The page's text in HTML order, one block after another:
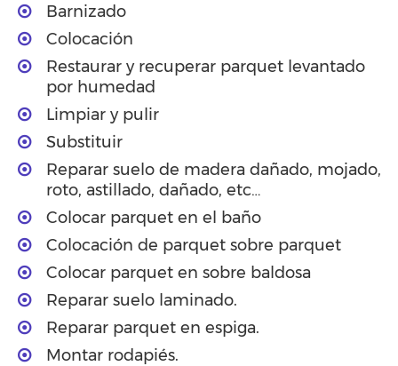
Barnizado
Colocación
Restaurar y recuperar parquet levantado
por humedad
Limpiar y pulir
Substituir
Reparar suelo de madera dañado, mojado,
roto, astillado, dañado, etc…
Colocar parquet en el baño
Colocación de parquet sobre parquet
Colocar parquet en sobre baldosa
Reparar suelo laminado.
Reparar parquet en espiga.
Montar rodapiés.